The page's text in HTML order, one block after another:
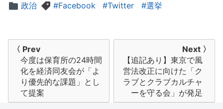
政治 Facebook Twitter 選挙
ビ
〈 Prev
今度は保育所の24時間
化を経済同友会が「よ
り優先的な課題」とし
て提案
Next 〉
【追記あり】東京で風
営法改正に向けた「ク
ラブとクラブカルチャ
ーを守る会」が発足